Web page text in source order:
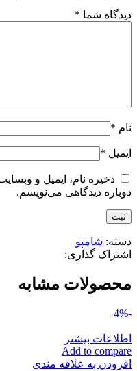
دیدگاه شما *
نام *
ایمیل *
ذخیره نام، ایمیل و
دوباره دیدگاهی می‌نویسم.
دسته: شامپو
اشتراک گذاری:
محصولات مشابه
-4%
اطلاعات بیشتر
Add to compare
افزودن به علاقه مندی